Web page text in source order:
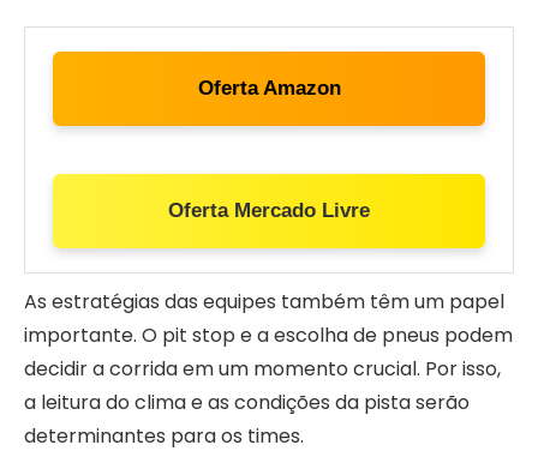
Oferta Amazon
Oferta Mercado Livre
As estratégias das equipes também têm um papel
importante. O pit stop e a escolha de pneus podem
decidir a corrida em um momento crucial. Por isso,
a leitura do clima e as condições da pista serão
determinantes para os times.